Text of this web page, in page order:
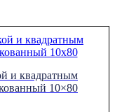
и квадратным
10×80